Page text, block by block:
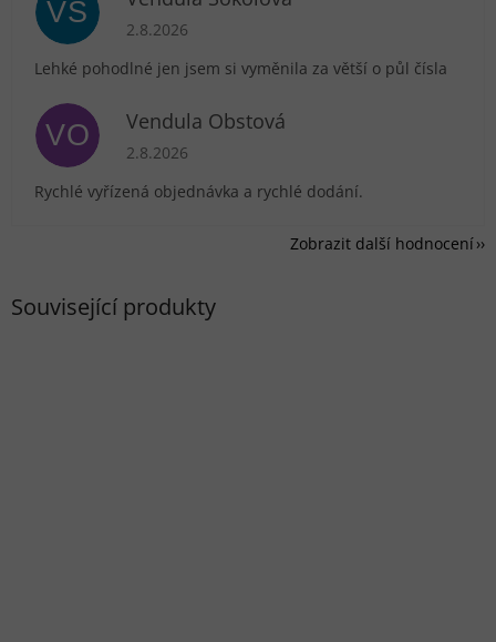
Související produkty
VS Hodnocení obchodu je 5 z 5 hvězdiček.
2.8.2026
Lehké pohodlné jen jsem si vyměnila za větší o půl čísla
VO Vendula Obstová
Hodnocení obchodu je 5 z 5 hvězdiček.
2.8.2026
Rychlé vyřízená objednávka a rychlé dodání.
Zobrazit další hodnocení